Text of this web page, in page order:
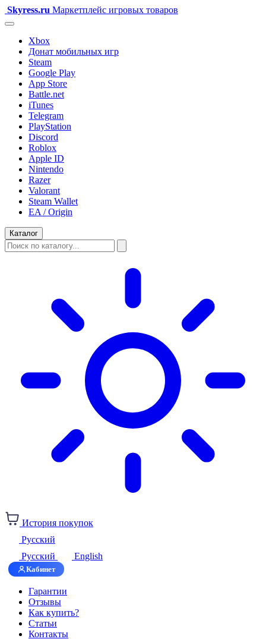
Skyress.ru Маркетплейс игровых товаров
Xbox
Донат мобильных игр
Steam
Google Play
App Store
Battle.net
iTunes
Telegram
PlayStation
Discord
Roblox
Apple ID
Nintendo
Razer
Valorant
Steam Wallet
EA / Origin
Каталог
История покупок
Русский
Русский
English
Кабинет
Гарантии
Отзывы
Как купить?
Статьи
Контакты